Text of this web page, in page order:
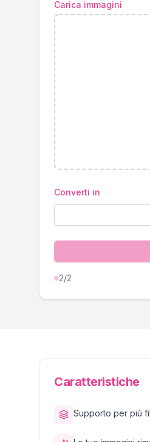
Carica immagini
Converti in
2/2
Caratteristiche
Supporto per più